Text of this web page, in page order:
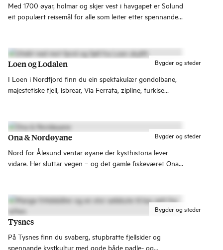
Med 1700 øyar, holmar og skjer vest i havgapet er Solund
eit populært reisemål for alle som leiter etter spennande
Bygder og steder
Loen og Lodalen
I Loen i Nordfjord finn du ein spektakulær gondolbane,
majestetiske fjell, isbrear, Via Ferrata, zipline, turkise
ikkje kome tilbake.
Bygder og steder
Ona & Nordøyane
Nord for Ålesund ventar øyane der kysthistoria lever
vidare. Her sluttar vegen – og det gamle fiskeværet Ona
Bygder og steder
Tysnes
På Tysnes finn du svaberg, stupbratte fjellsider og
spennande kystkultur med gode både padle- og